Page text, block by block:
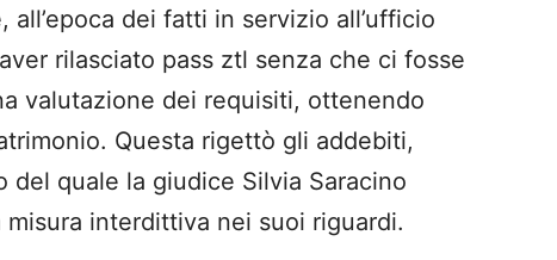
dei fatti in servizio all’ufficio
rilasciato pass ztl senza che ci fosse
valutazione dei requisiti, ottenendo
Questa rigettò gli addebiti,
del quale la giudice Silvia Saracino
interdittiva nei suoi riguardi.